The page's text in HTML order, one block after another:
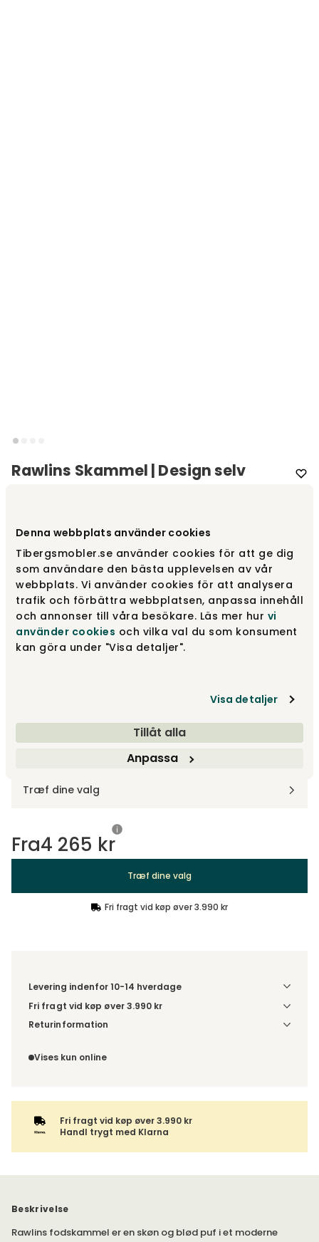
Denna webbplats använder cookies
Tibergsmobler.se använder cookies för att ge dig
som användare den bästa upplevelsen av vår
webbplats. Vi använder cookies för att analysera
trafik och förbättra webbplatsen, anpassa innehåll
och annonser till våra besökare. Läs mer hur vi
använder cookies och vilka val du som konsument
kan göra under "Visa detaljer".
Visa detaljer
Tillåt alla
Anpassa
Rawlins Skammel | Design selv
Vælg farveRawlins Skammel | Design selv
Rawlins Skammel | Design selv Fra
Sandra #903 Lysbeige
4 800 kr
Træf dine valg
Fra4 265 kr
Træf dine valg
Fri fragt vid køp øver 3.990 kr
Levering indenfor 10-14 hverdage
Fri fragt vid køp øver 3.990 kr
Vælg udførelse via “Træf dine valg” for at se
Returinformation
fortrydelsesret.
Vises kun online
Fri fragt vid køp øver 3.990 kr
Handl trygt med Klarna
Beskrivelse
Rawlins fodskammel er en skøn og blød puf i et moderne